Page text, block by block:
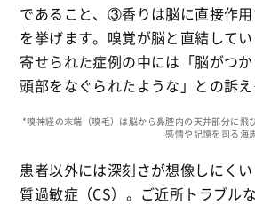
であること、③香りは脳に直接作
を挙げます。嗅覚が脳と直結して
寄せられた症例の中には「脳がつ
頭部をなぐられたような」との訴え
*嗅神経の末端（嗅毛）は脳から鼻腔内の天井部分に飛
感情や記憶を司る海
患者以外には深刻さが想像しにく
質過敏症（CS）。ご近所トラブル